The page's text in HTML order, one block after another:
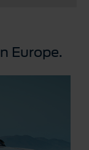
Europe.